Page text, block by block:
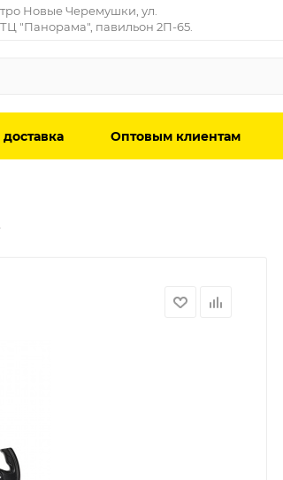
Новые Черемушки, ул.
ТЦ "Панорама", павильон 2П-65.
Оптовым клиентам